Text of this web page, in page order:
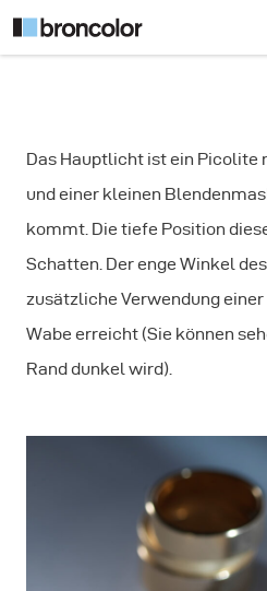
fotografiert
Ringe
Das Hauptlicht ist ein Picolite
und einer kleinen
kommt. Die tiefe Position
Schatten. Der enge Winkel
zusätzliche Verwendung
Wabe erreicht (Sie können
Rand dunkel wird).